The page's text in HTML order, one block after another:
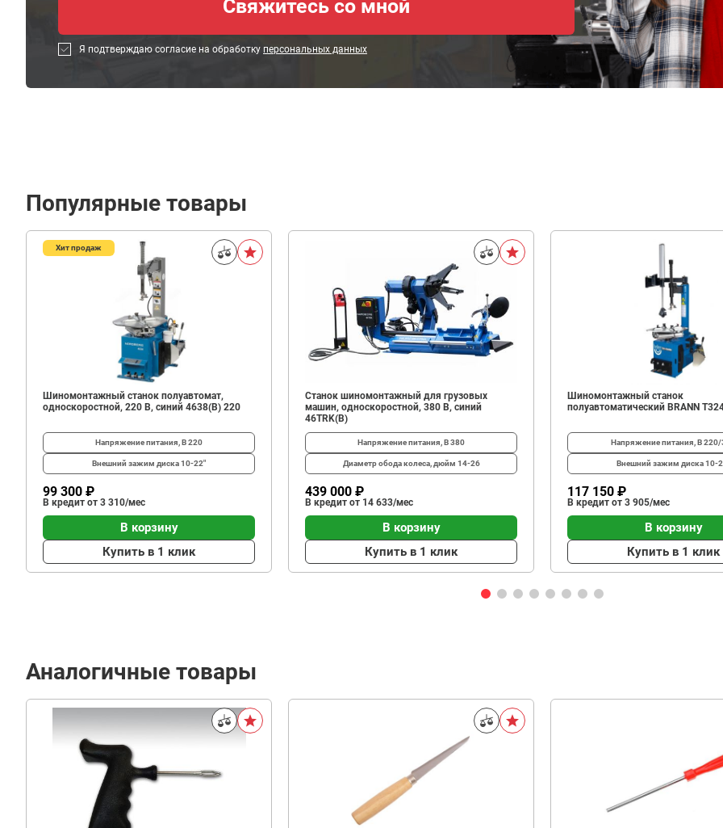
Я подтверждаю согласие на обработку персональных данных
Популярные товары
Хит продаж
Шиномонтажный станок полуавтомат,
односкоростной, 220 В, синий 4638(B) 220
Напряжение питания, В220
Внешний зажим диска10-22"
99 300 ₽
В кредит от 3 310/мес
В корзину
Купить в 1 клик
Станок шиномонтажный для грузовых
машин, односкоростной, 380 В, синий
46TRK(B)
Напряжение питания, В380
Диаметр обода колеса, дюйм 14-26
439 000 ₽
В кредит от 14 633/мес
В корзину
Купить в 1 клик
Шиномонтажный станок
полуавтоматический BRANN
Напряжение питания, В220/
Внешний зажим диска10-
117 150 ₽
В кредит от 3 905/мес
В корзину
Купить в 1 клик
Аналогичные товары